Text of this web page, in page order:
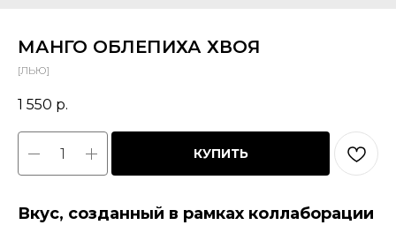
МАНГО ОБЛЕПИХА ХВОЯ
[ЛЬЮ]
1 550 р.
КУПИТЬ
Вкус, созданный в рамках коллаборации